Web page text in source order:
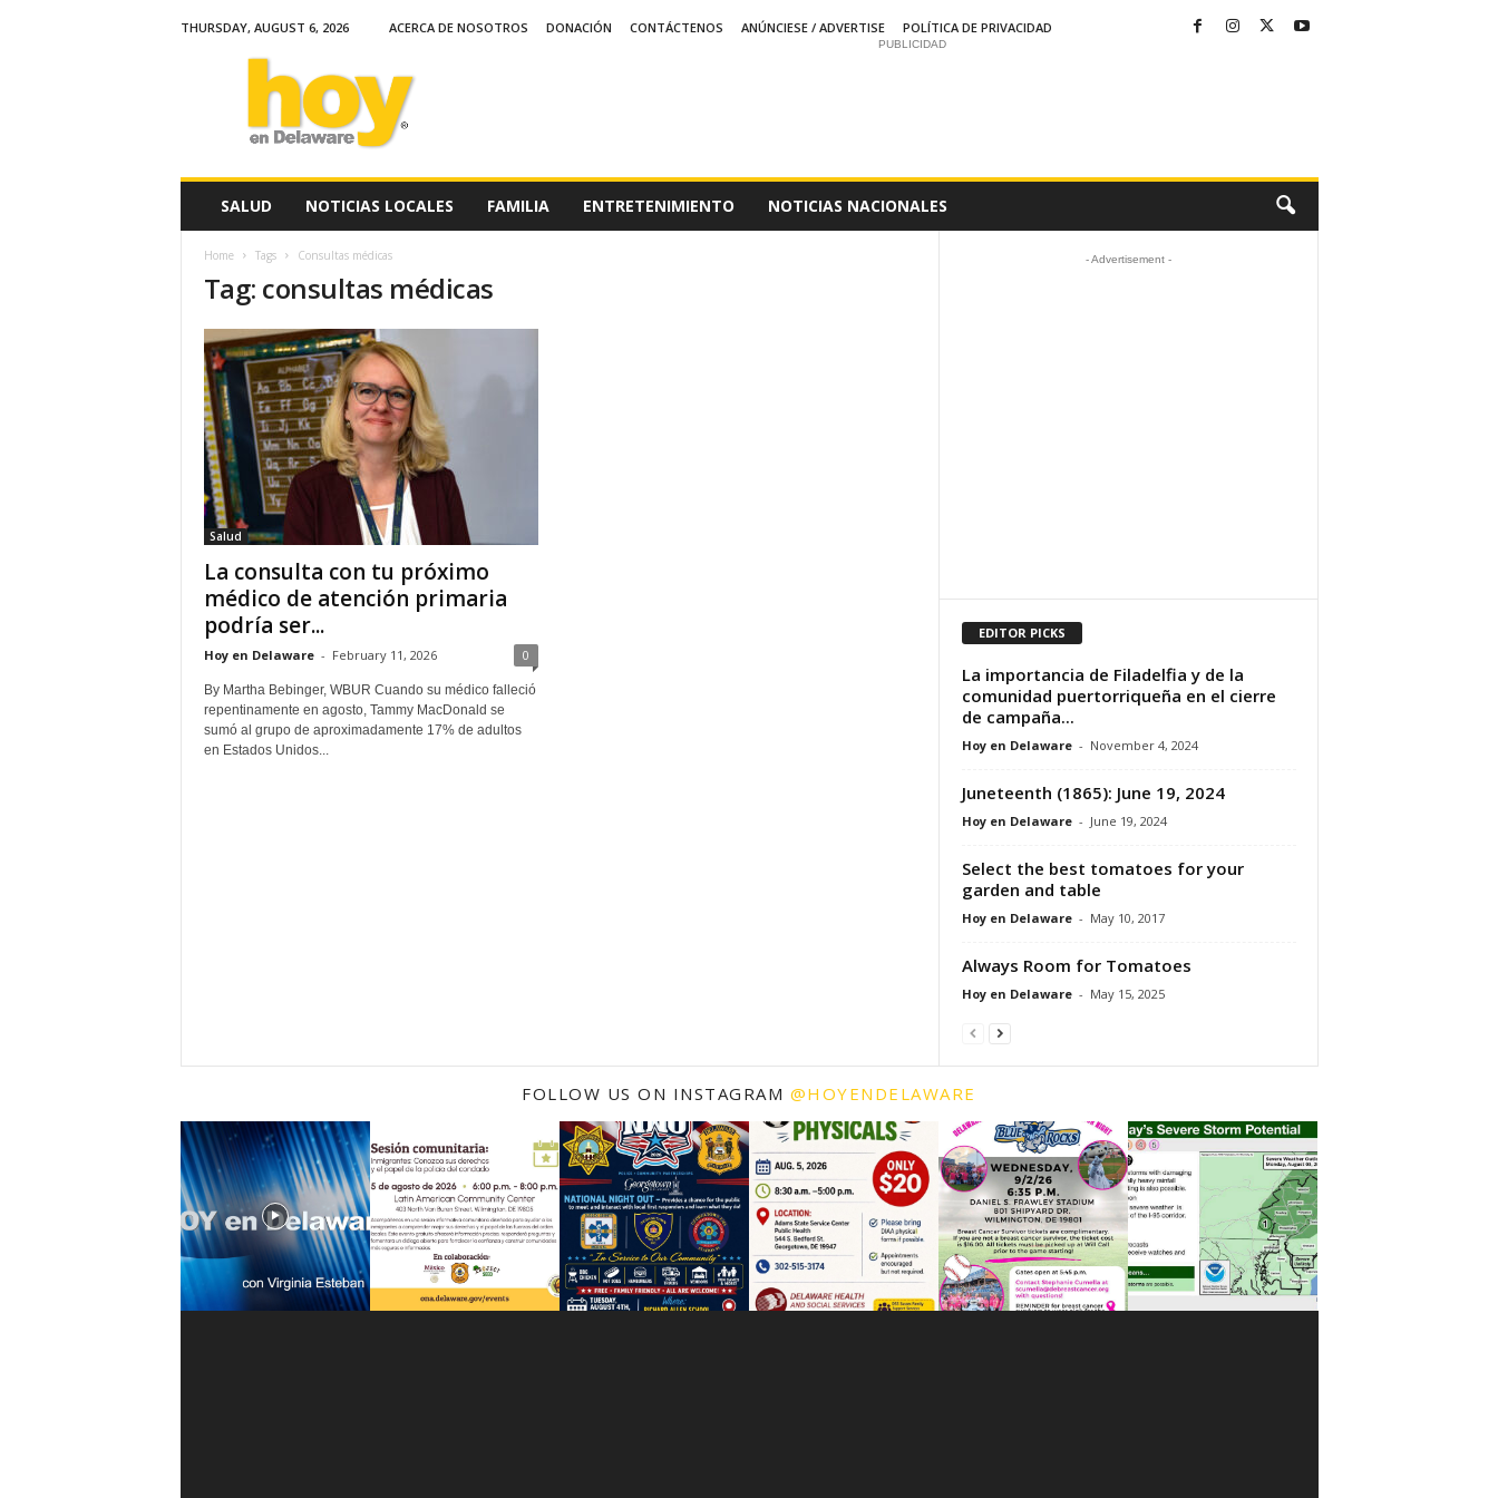
THURSDAY, AUGUST 6, 2026 ACERCA DE NOSOTROS DONACIÓN CONTÁCTENOS ANÚNCIESE / ADVERTISE
POLÍTICA DE PRIVACIDAD
PUBLICIDAD
SALUD NOTICIAS LOCALES FAMILIA ENTRETENIMIENTO NOTICIAS NACIONALES
Home Tags Consultas médicas
Tag: consultas médicas
Salud
La consulta con tu próximo
médico de atención primaria
podría ser...
Hoy en Delaware - February 11, 2026 0
By Martha Bebinger, WBUR Cuando su médico falleció
repentinamente en agosto, Tammy MacDonald se
sumó al grupo de aproximadamente 17% de adultos
en Estados Unidos...
- Advertisement -
EDITOR PICKS
La importancia de Filadelfia y de la
comunidad puertorriqueña en el cierre
de campaña...
Hoy en Delaware - November 4, 2024
Juneteenth (1865): June 19, 2024
Hoy en Delaware - June 19, 2024
Select the best tomatoes for your
garden and table
Hoy en Delaware - May 10, 2017
Always Room for Tomatoes
Hoy en Delaware - May 15, 2025
FOLLOW US ON INSTAGRAM @HOYENDELAWARE